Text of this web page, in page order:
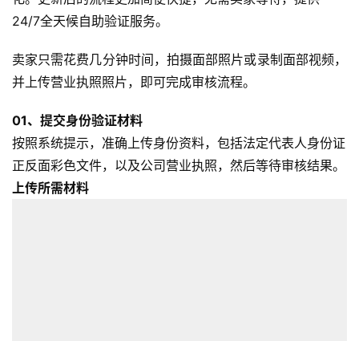
24/7全天候自助验证服务。
卖家只需花费几分钟时间，拍摄面部照片或录制面部视频，
并上传营业执照照片，即可完成审核流程。
01、 提交身份验证材料
按照系统提示，准确上传身份资料，包括法定代表人身份证
正反面彩色文件，以及公司营业执照，然后等待审核结果。
上传所需材料